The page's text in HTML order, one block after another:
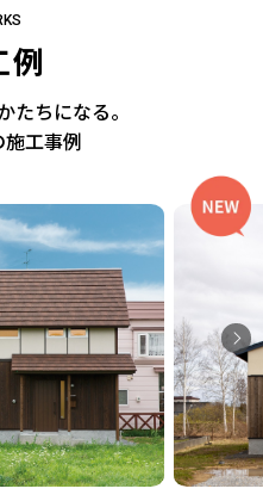
例
たちになる。
工事例